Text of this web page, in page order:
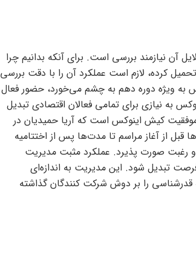
آن نیازمند بررسی است. برای آنکه بدانیم چرا
کرده، لازم است عملکرد آن را با دقت بررسی
به ویژه دوره دهم به چشم می‌خورد، حضور فعال
به نیازی برای تمامی فعالان اقتصادی تبدیل
کیش اینوکس است که آریا حمیدیان در
از آغاز مراسم تا مدت‌ها پس از اختتامیه
رغبت صورت پذیرد. عملکرد مثبت مدیریت
تبدیل شود. این مدیریت به اندازه‌ای
را بر دوش شرکت کنندگان گذاشته